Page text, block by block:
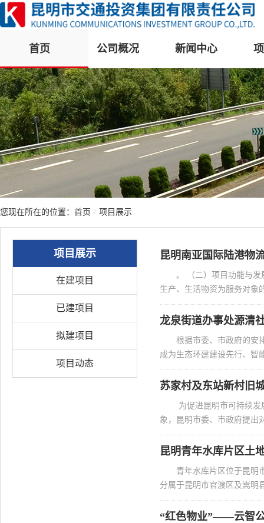
首页 公司概况 新闻中心
您现在所在的位置： 首页 / 项目展示
项目展示
在建项目
已建项目
拟建项目
项目动态
昆明南亚国际陆港物
。 （二）项目功能与
生产、生活物资为服务对象
龙泉街道办事处源清
根据市委、市政府的安
成为生态环建建设先行、智
苏家村及东站新村旧
为促进昆明市可持续
象，昆明市委、市政府提出
昆明青年水库片区土
青年水库片区位于昆明
分属于昆明市官渡区及嵩明
“红色物业”——云智